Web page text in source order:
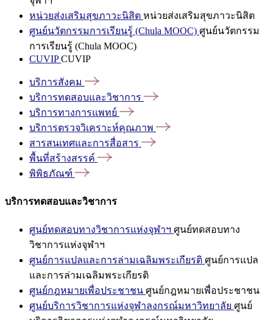
หน่วยส่งเสริมสุขภาวะนิสิต หน่วยส่งเสริมสุขภาวะนิสิต
ศูนย์นวัตกรรมการเรียนรู้ (Chula MOOC) ศูนย์นวัตกรรม
การเรียนรู้ (Chula MOOC)
CUVIPCUVIP
บริการสังคม
บริการทดสอบและวิชาการ
บริการทางการแพทย์
บริการตรวจวิเคราะห์คุณภาพ
สารสนเทศและการสื่อสาร
พื้นที่สร้างสรรค์
พิพิธภัณฑ์
บริการทดสอบและวิชาการ
ศูนย์ทดสอบทางวิชาการแห่งจุฬาฯ ศูนย์ทดสอบทาง
วิชาการแห่งจุฬาฯ
ศูนย์การแปลและการล่ามเฉลิมพระเกียรติ ศูนย์การแปล
และการล่ามเฉลิมพระเกียรติ
ศูนย์กฎหมายเพื่อประชาชน ศูนย์กฎหมายเพื่อประชาชน
ศูนย์บริการวิชาการแห่งจุฬาลงกรณ์มหาวิทยาลัย ศูนย์